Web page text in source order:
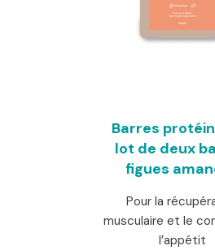
Barres
lot de deux
figues
Pour la
musculaire et le
l’appétit